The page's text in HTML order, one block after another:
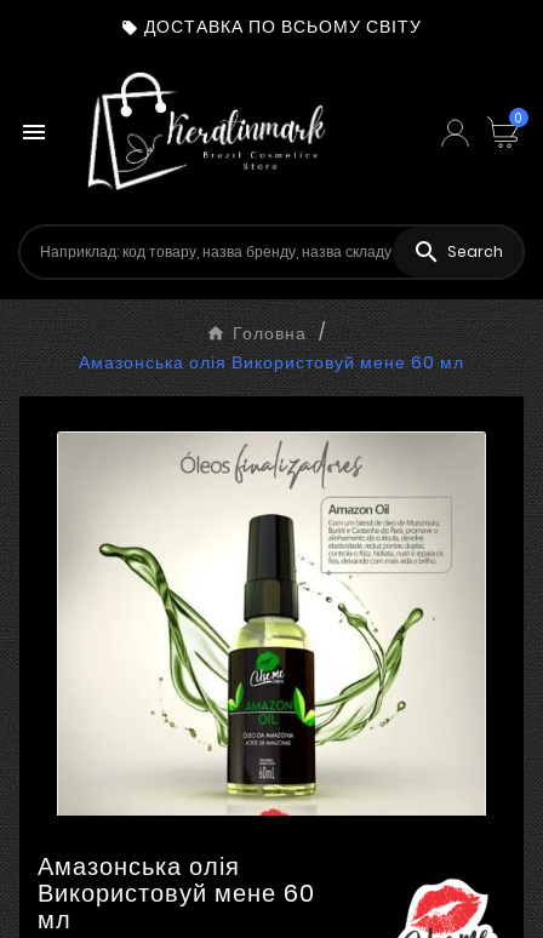
 ДОСТАВКА ПО ВСЬОМУ СВІТУ
 0
 Search
Головна
Амазонська олія Використовуй мене 60 мл
Амазонська олія
Використовуй мене 60
мл